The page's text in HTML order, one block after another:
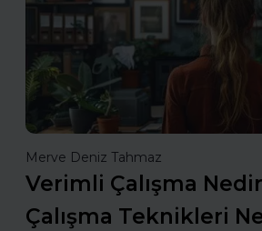
Merve Deniz Tahmaz
Verimli Çalışma
Çalışma Teknikleri